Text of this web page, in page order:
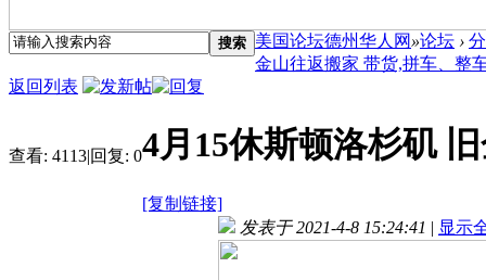
搜索 美国论坛德州华人网 »论坛 ›
金山往返搬家 带货,拼车、整
返回列表
查看: 4113|回复: 04月15休斯顿洛杉矶
[复制链接]
发表于 2021-4-8 15:24:41 | 显示